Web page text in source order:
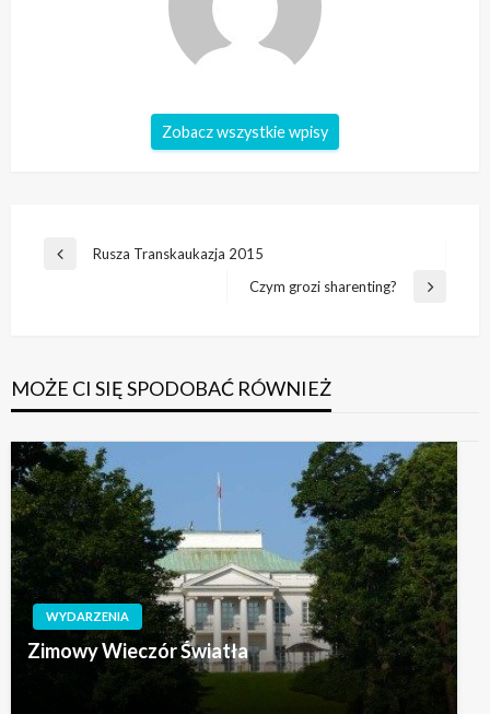
Zobacz wszystkie wpisy
Nawigacja
Poprzedni
Rusza Transkaukazja 2015
Następny
Czym grozi sharenting?
MOŻE CI SIĘ SPODOBAĆ RÓWNIEŻ
WYDARZENIA
Zimowy Wieczór Światła